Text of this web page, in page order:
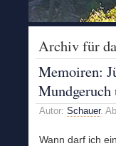
Archiv für
Memoiren:
Mundgeruch
Autor: Schauer.
Wann darf ich